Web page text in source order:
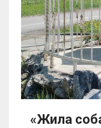
«Жила